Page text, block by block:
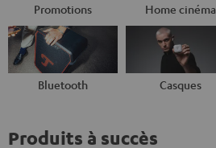
Promotions Home cinéma
Bluetooth Casques
Produits à succès